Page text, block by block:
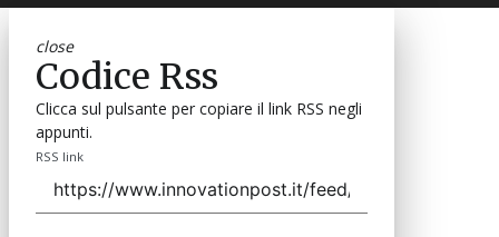
close
Codice Rss
Clicca sul pulsante per copiare il link RSS negli
appunti.
RSS link